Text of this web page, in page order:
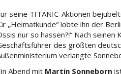
seine TITANIC-Aktionen
„Heimatkunde“ lobte ihn der
nur so hassen?!“ Nach
des größten
verlangte
Abend mit Martin Sonneborn